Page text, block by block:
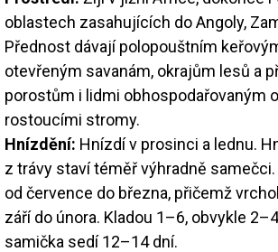
oblastech zasahujících do Angoly,
Přednost dávají polopouštním
otevřeným savanám, okrajům lesů a
porostům i lidmi obhospodařovaným
rostoucími stromy.
Hnízdění: Hnízdí v prosinci a lednu.
z trávy staví téměř výhradně samečci.
od července do března, přičemž
září do února. Kladou 1–6, obvykle
samička sedí 12–14 dní.